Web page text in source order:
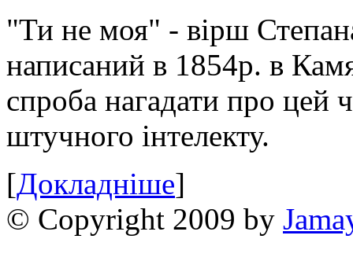
"Ти не моя" - вірш
написаний в 1854р. в
спроба нагадати про цей
штучного інтелекту.
[Докладніше]
© Copyright 2009 by